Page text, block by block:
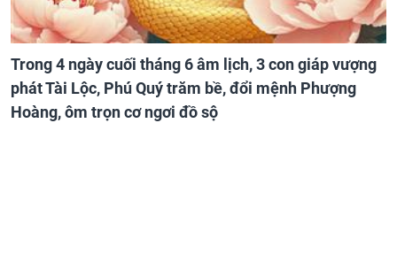
Trong 4 ngày cuối tháng 6 âm lịch, 3 con giáp vượng
phát Tài Lộc, Phú Quý trăm bề, đổi mệnh Phượng
Hoàng, ôm trọn cơ ngơi đồ sộ